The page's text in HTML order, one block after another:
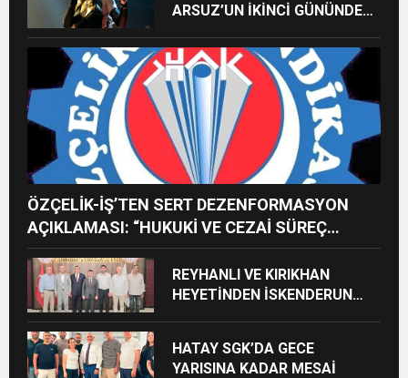
ARSUZ’UN İKİNCİ GÜNÜNDE
ALACAK
ÖZÇELİK-İŞ’TEN SERT DEZENFORMASYON
AÇIKLAMASI: “HUKUKİ VE CEZAİ SÜREÇ
BAŞLATILDI”
REYHANLI VE KIRIKHAN
HEYETİNDEN İSKENDERUN
HATAY SGK’DA GECE
YARISINA KADAR MESAİ